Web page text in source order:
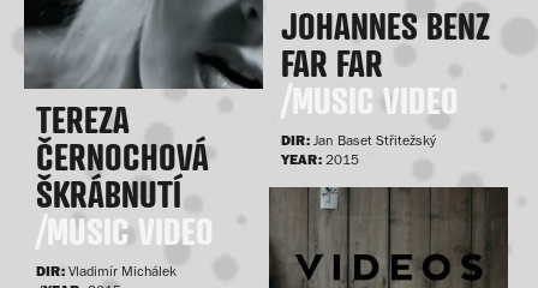
JOHANNES BENZ
FAR FAR
/MUSIC VIDEO
DIR: Jan Baset Střitežský
YEAR: 2015
TEREZA
ČERNOCHOVÁ
ŠKRÁBNUTÍ
/MUSIC VIDEO
DIR: Vladimír Michálek